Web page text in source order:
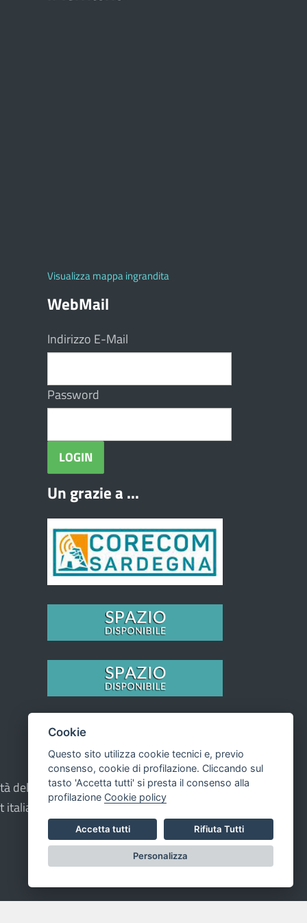
Visualizza mappa ingrandita
WebMail
Indirizzo E-Mail
Password
Un grazie a ...
del Comune - CMS:Città In Comune
italiana ad Alta Leggibilità.
Cookie
Questo sito utilizza cookie tecnici e, previo
consenso, cookie di profilazione. Cliccando sul
tasto 'Accetta tutti' si presta il consenso alla
profilazione Cookie policy
Accetta tutti Rifiuta Tutti
Personalizza